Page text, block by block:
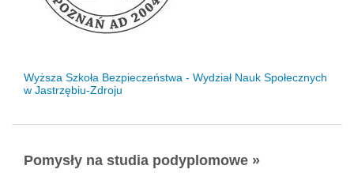
Wyższa Szkoła Bezpieczeństwa - Wydział Nauk Społecznych
w Jastrzębiu-Zdroju
Pomysły na studia podyplomowe »